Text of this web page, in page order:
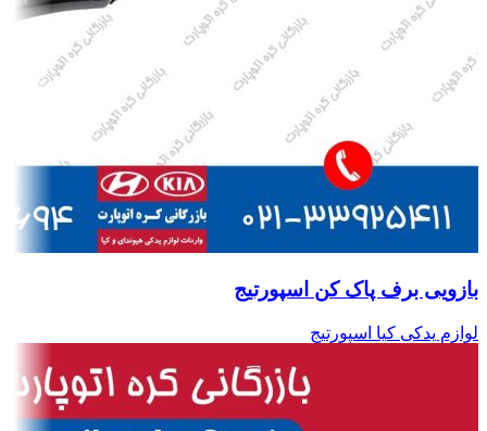
بازویی برف پاک کن اسپورتیج
لوازم یدکی کیا اسپورتیج